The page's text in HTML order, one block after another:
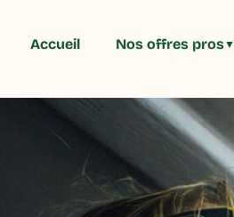
Accueil Nos offres pros▼